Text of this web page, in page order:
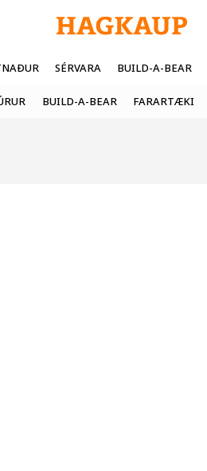
SÉRVARA BUILD-A-BEAR
BUILD-A-BEAR FARARTÆKI